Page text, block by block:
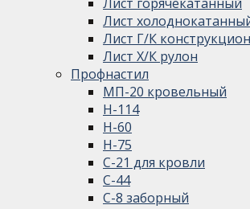
Лист
Лист Г/К
Лист Х/К рулон
Профнастил
МП-20 кровельный
Н-114
Н-60
Н-75
С-21 для кровли
С-44
С-8 заборный